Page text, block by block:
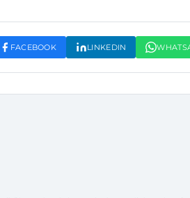
FACEBOOK LINKEDIN